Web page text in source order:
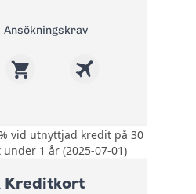
Ansökningskrav
Upp till 25% rabatt i
över 300
rabatt per liter hos
vid utnyttjad kredit på 30
1 år (2025-07-01)
Kreditkort